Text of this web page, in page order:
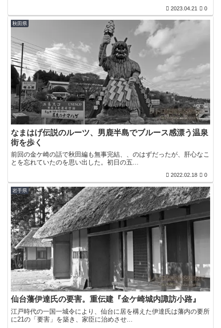
2023.04.21 0
秋田県
なまはげ伝説のルーツ、男鹿半島でブルース感漂う温泉
街を歩く
前回の金ケ崎の話で秋田編も無事完結、、のはずだったが、肝心なこ
とを忘れていたのを思い出した。初日の五...
2022.02.18 0
岩手県
仙台藩伊達氏の要害。重伝建『金ケ崎城内諏訪小路』
江戸時代の一国一城令により、仙台に居を構えた伊達氏は藩内の要所
に21の「要害」を築き、家臣に治めさせ...